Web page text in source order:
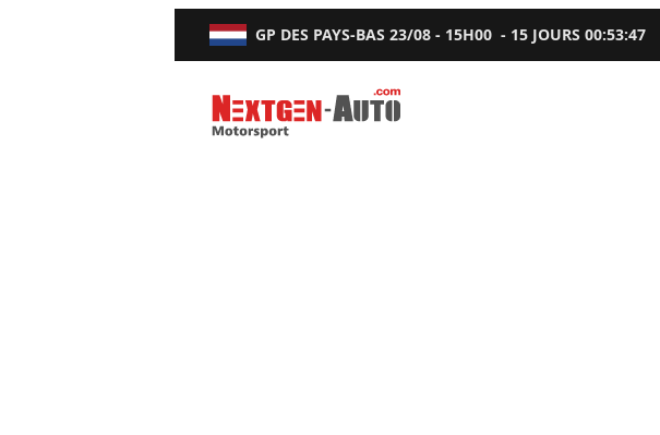
GP DES PAYS-BAS 23/08 - 15H00 - 15 JOURS00:53:45
Nextgen-Auto.com